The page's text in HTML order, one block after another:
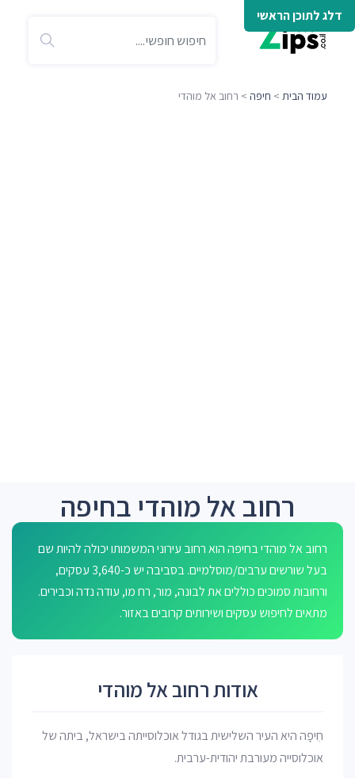
דלג לתוכן הראשי
עמוד הבית > חיפה > רחוב אל מוהדי
רחוב אל מוהדי בחיפה
רחוב אל מוהדי בחיפה הוא רחוב עירוני המשמותו יכולה להיות שם
בעל שורשים ערבים/מוסלמיים. בסביבה יש כ-3,640 עסקים,
ורחובות סמוכים כוללים את לבונה, מור, רח מו, עודה נדה וכבירים.
מתאים לחיפוש עסקים ושירותים קרובים באזור.
אודות רחוב אל מוהדי
חֵיפָה היא העיר השלישית בגודל אוכלוסייתה בישראל, ביתה של
אוכלוסייה מעורבת יהודית-ערבית.